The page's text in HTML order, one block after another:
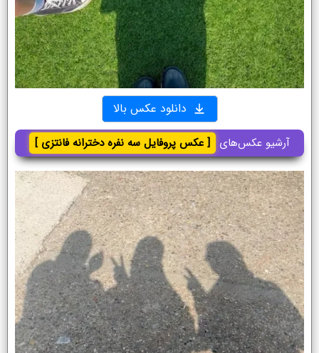
دانلود عکس بالا
آرشیو عکس‌های [ عکس پروفایل سه نفره دخترانه فانتزی ]